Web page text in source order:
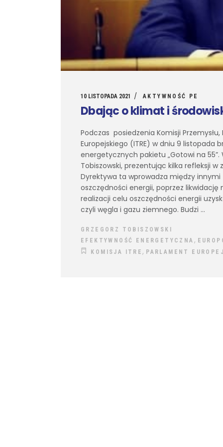
10 LISTOPADA 2021 AKTYWNOŚĆ PE
Dbając o klimat i
Podczas posiedzenia Komisji
Europejskiego (ITRE) w dniu 9 listopada
energetycznych pakietu „Gotowi na 55”.
Tobiszowski, prezentując kilka refleksji
Dyrektywa ta wprowadza między
oszczędności energii, poprzez
realizacji celu oszczędności energii
czyli węgla i gazu ziemnego. Budzi
GRZEGORZ TOBISZOWSKI
EFEKTYWNOŚĆ ENERGETYCZNA ,
KOMISJA ITRE, PARLAMENT